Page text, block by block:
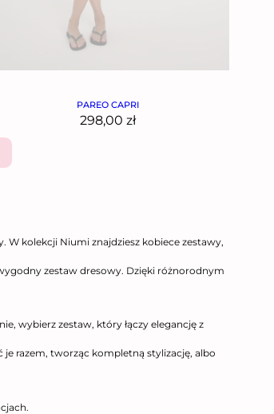
PAREO CAPRI
298,00 zł
W kolekcji Niumi znajdziesz kobiece zestawy,
zestaw dresowy. Dzięki różnorodnym
wybierz zestaw, który łączy elegancję z
razem, tworząc kompletną stylizację, albo